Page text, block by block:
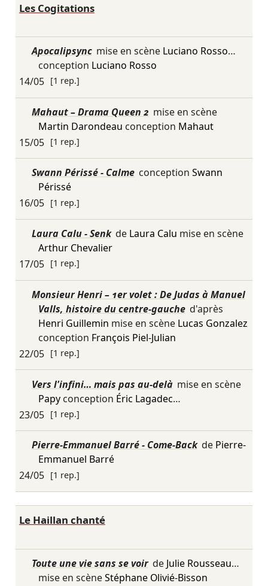
Les Cogitations
Apocalipsync mise en scène Luciano Rosso…
conception Luciano Rosso
14/05 [1 rep.]
Mahaut – Drama Queen 2 mise en scène
Martin Darondeau conception Mahaut
15/05 [1 rep.]
Swann Périssé - Calme conception Swann
Périssé
16/05 [1 rep.]
Laura Calu - Senk de Laura Calu mise en scène
Arthur Chevalier
17/05 [1 rep.]
Monsieur Henri – 1er volet : De Judas à Manuel
Valls, histoire du centre-gauche d'après
Henri Guillemin mise en scène Lucas Gonzalez
conception François Piel-Julian
22/05 [1 rep.]
Vers l'infini… mais pas au-delà mise en scène
Papyconception Éric Lagadec…
23/05 [1 rep.]
Pierre-Emmanuel Barré - Come-Back de Pierre-
Emmanuel Barré
24/05 [1 rep.]
Le Haillan chanté
Toute une vie sans se voir de Julie Rousseau…
mise en scèneStéphane Olivié-Bisson